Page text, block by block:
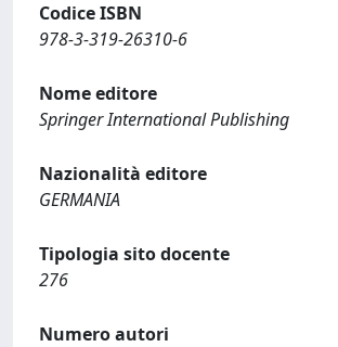
Codice ISBN
978-3-319-26310-6
Nome editore
Springer International Publishing
Nazionalità editore
GERMANIA
Tipologia sito docente
276
Numero autori